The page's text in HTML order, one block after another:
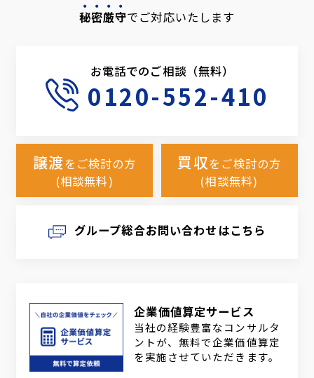
秘密厳守でご対応いたします
お電話でのご相談（無料）
0120-552-410
譲渡をご検討の方
(相談無料)
買収をご検討の方
(相談無料)
グループ総合お問い合わせはこちら
企業価値算定サービス
当社の経験豊富なコンサルタ
ントが、無料で企業価値算定
を実施させていただきます。